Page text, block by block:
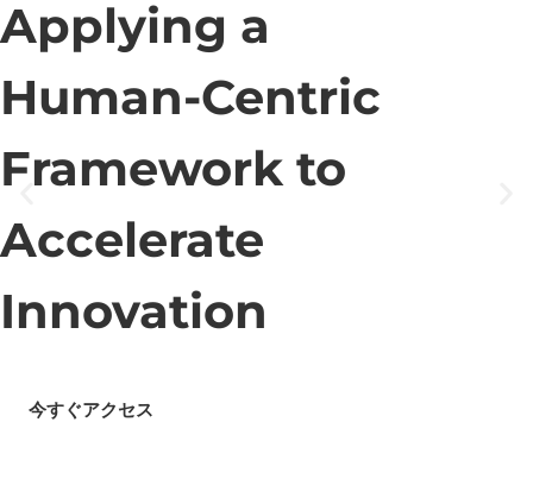
Applying a
Human-Centric
Framework to
Accelerate
Innovation
今すぐアクセス